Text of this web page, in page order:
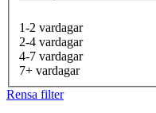
1-2 vardagar
2-4 vardagar
4-7 vardagar
7+ vardagar
Rensa filter